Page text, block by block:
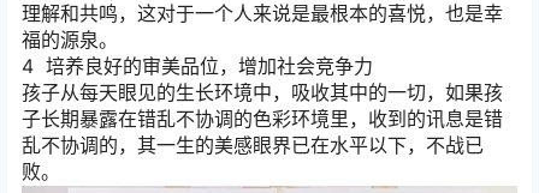
理解和共鸣，这对于一个人来说是最根本的喜悦，也是幸
福的源泉。
4 培养良好的审美品位，增加社会竞争力
孩子从每天眼见的生长环境中，吸收其中的一切，如果孩
子长期暴露在错乱不协调的色彩环境里，收到的讯息是错
乱不协调的，其一生的美感眼界已在水平以下，不战已
败。